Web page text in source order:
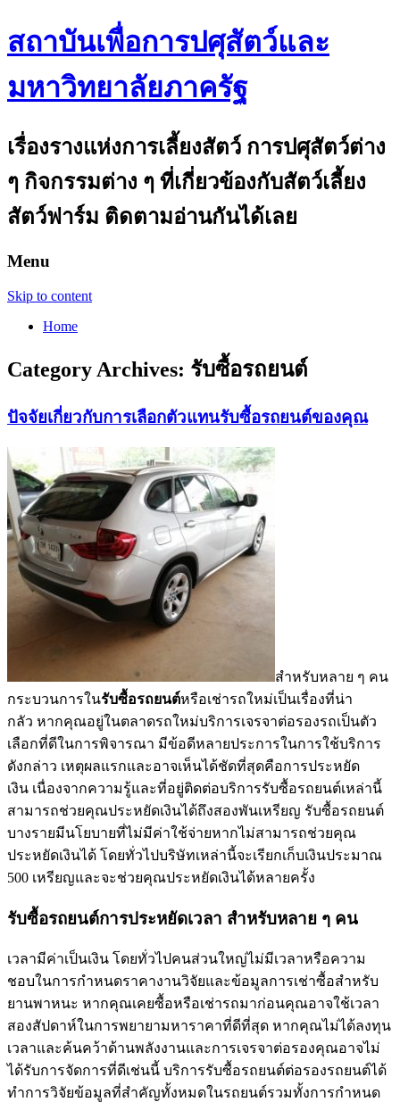
สถาบันเพื่อการปศุสัตว์และ
มหาวิทยาลัยภาครัฐ
เรื่องรางแห่งการเลี้ยงสัตว์ การปศุสัตว์ต่าง
ๆ กิจกรรมต่าง ๆ ที่เกี่ยวข้องกับสัตว์เลี้ยง
สัตว์ฟาร์ม ติดตามอ่านกันได้เลย
Menu
Skip to content
Home
Category Archives: รับซื้อรถยนต์
ปัจจัยเกี่ยวกับการเลือกตัวแทนรับซื้อรถยนต์ของคุณ
สำหรับหลาย ๆ คน
กระบวนการในรับซื้อรถยนต์หรือเช่ารถใหม่เป็นเรื่องที่น่า
กลัว หากคุณอยู่ในตลาดรถใหม่บริการเจรจาต่อรองรถเป็นตัว
เลือกที่ดีในการพิจารณา มีข้อดีหลายประการในการใช้บริการ
ดังกล่าว เหตุผลแรกและอาจเห็นได้ชัดที่สุดคือการประหยัด
เงิน เนื่องจากความรู้และที่อยู่ติดต่อบริการรับซื้อรถยนต์เหล่านี้
สามารถช่วยคุณประหยัดเงินได้ถึงสองพันเหรียญ รับซื้อรถยนต์
บางรายมีนโยบายที่ไม่มีค่าใช้จ่ายหากไม่สามารถช่วยคุณ
ประหยัดเงินได้ โดยทั่วไปบริษัทเหล่านี้จะเรียกเก็บเงินประมาณ
500 เหรียญและจะช่วยคุณประหยัดเงินได้หลายครั้ง
รับซื้อรถยนต์การประหยัดเวลา สำหรับหลาย ๆ คน
เวลามีค่าเป็นเงิน โดยทั่วไปคนส่วนใหญ่ไม่มีเวลาหรือความ
ชอบในการกำหนดราคางานวิจัยและข้อมูลการเช่าซื้อสำหรับ
ยานพาหนะ หากคุณเคยซื้อหรือเช่ารถมาก่อนคุณอาจใช้เวลา
สองสัปดาห์ในการพยายามหาราคาที่ดีที่สุด หากคุณไม่ได้ลงทุน
เวลาและค้นคว้าด้านพลังงานและการเจรจาต่อรองคุณอาจไม่
ได้รับการจัดการที่ดีเช่นนี้ บริการรับซื้อรถยนต์ต่อรองรถยนต์ได้
ทำการวิจัยข้อมูลที่สำคัญทั้งหมดในรถยนต์รวมทั้งการกำหนด